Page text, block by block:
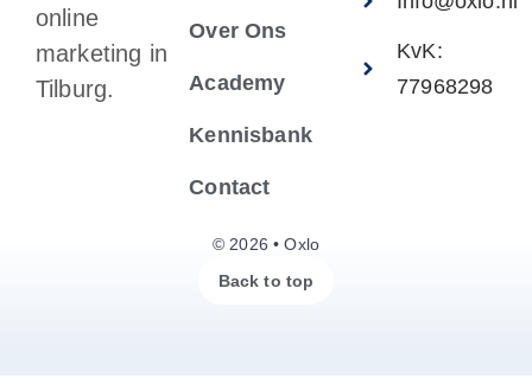
online
marketing in
Tilburg.
Over Ons
Academy
Kennisbank
Contact
KvK:
77968298
© 2026 • Oxlo
Back to top